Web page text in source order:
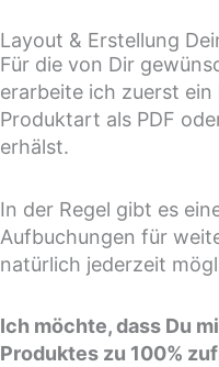
Layout & Erstellung
Für die von Dir
erarbeite ich zuerst ein
Produktart als PDF
erhälst.
In der Regel gibt es
Aufbuchungen für
natürlich jederzeit
Ich möchte, dass Du
Produktes zu 100%